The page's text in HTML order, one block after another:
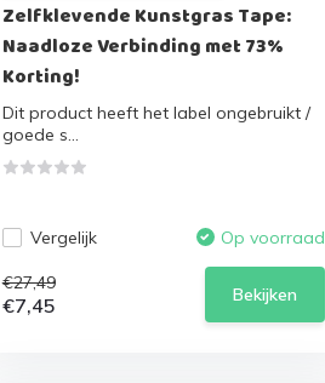
Zelfklevende Kunstgras Tape:
Naadloze Verbinding met 73%
Korting!
Dit product heeft het label ongebruikt /
goede s...
Vergelijk Op voorraad
€27,49
€7,45 Bekijken